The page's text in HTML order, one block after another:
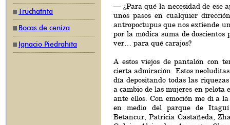
Truchafrita
Bocas de ceniza
Ignacio Piedrahíta
— ¿Para qué la necesidad de ese
unos pasos en cualquier
antropoctupus que nos extiende
por la módica suma de doscientos
ver… para qué carajos?
A estos viejos de pantalón con
cierta admiración. Estos
día depositando todas las
a cambio de las mujeres en pelota
ante ellos. Con emoción me di a
en medio del parque de
Betancur, Patricia Castañeda,